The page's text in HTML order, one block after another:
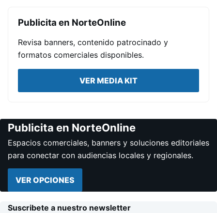
Publicita en NorteOnline
Revisa banners, contenido patrocinado y
formatos comerciales disponibles.
VER MEDIA KIT
Publicita en NorteOnline
Espacios comerciales, banners y soluciones editoriales
para conectar con audiencias locales y regionales.
VER OPCIONES
Suscribete a nuestro newsletter